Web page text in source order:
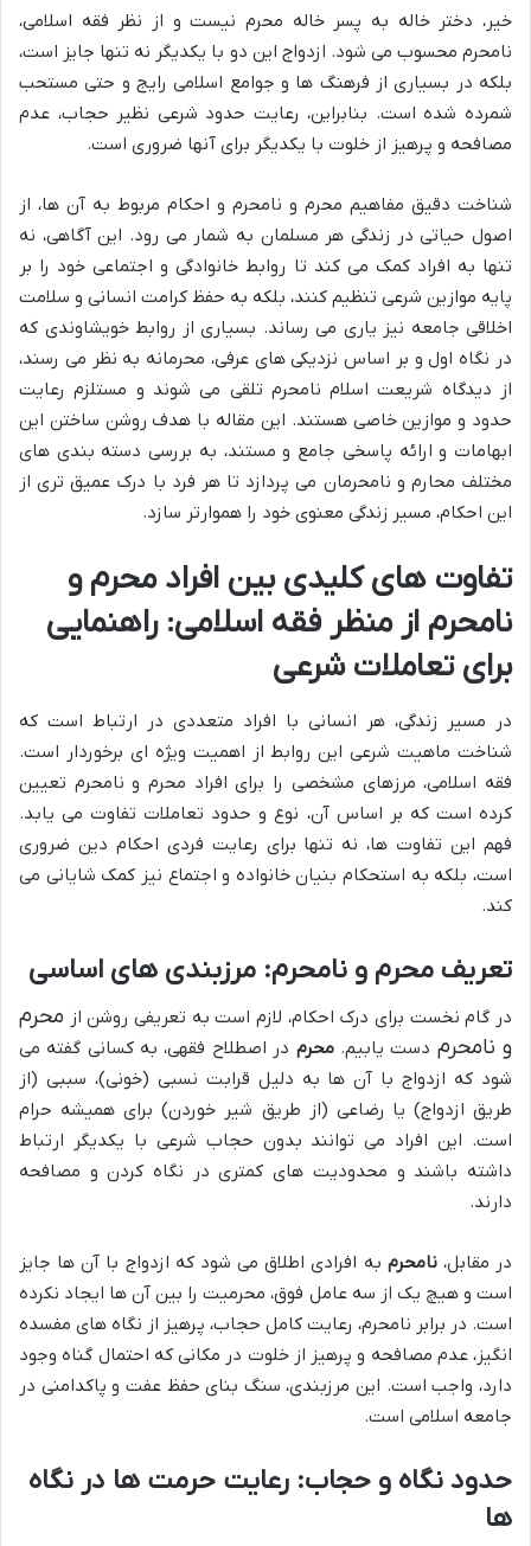
خیر، دختر خاله به پسر خاله محرم نیست و از نظر فقه اسلامی،
نامحرم محسوب می شود. ازدواج این دو با یکدیگر نه تنها جایز است،
بلکه در بسیاری از فرهنگ ها و جوامع اسلامی رایج و حتی مستحب
شمرده شده است. بنابراین، رعایت حدود شرعی نظیر حجاب، عدم
مصافحه و پرهیز از خلوت با یکدیگر برای آنها ضروری است.
شناخت دقیق مفاهیم محرم و نامحرم و احکام مربوط به آن ها، از
اصول حیاتی در زندگی هر مسلمان به شمار می رود. این آگاهی، نه
تنها به افراد کمک می کند تا روابط خانوادگی و اجتماعی خود را بر
پایه موازین شرعی تنظیم کنند، بلکه به حفظ کرامت انسانی و سلامت
اخلاقی جامعه نیز یاری می رساند. بسیاری از روابط خویشاوندی که
در نگاه اول و بر اساس نزدیکی های عرفی، محرمانه به نظر می رسند،
از دیدگاه شریعت اسلام نامحرم تلقی می شوند و مستلزم رعایت
حدود و موازین خاصی هستند. این مقاله با هدف روشن ساختن این
ابهامات و ارائه پاسخی جامع و مستند، به بررسی دسته بندی های
مختلف محارم و نامحرمان می پردازد تا هر فرد با درک عمیق تری از
این احکام، مسیر زندگی معنوی خود را هموارتر سازد.
تفاوت های کلیدی بین افراد محرم و
نامحرم از منظر فقه اسلامی: راهنمایی
برای تعاملات شرعی
در مسیر زندگی، هر انسانی با افراد متعددی در ارتباط است که
شناخت ماهیت شرعی این روابط از اهمیت ویژه ای برخوردار است.
فقه اسلامی، مرزهای مشخصی را برای افراد محرم و نامحرم تعیین
کرده است که بر اساس آن، نوع و حدود تعاملات تفاوت می یابد.
فهم این تفاوت ها، نه تنها برای رعایت فردی احکام دین ضروری
است، بلکه به استحکام بنیان خانواده و اجتماع نیز کمک شایانی می
کند.
تعریف محرم و نامحرم: مرزبندی های اساسی
در گام نخست برای درک احکام، لازم است به تعریفی روشن از محرم
و نامحرم دست یابیم.محرم در اصطلاح فقهی، به کسانی گفته می
شود که ازدواج با آن ها به دلیل قرابت نسبی (خونی)، سببی (از
طریق ازدواج) یا رضاعی (از طریق شیر خوردن) برای همیشه حرام
است. این افراد می توانند بدون حجاب شرعی با یکدیگر ارتباط
داشته باشند و محدودیت های کمتری در نگاه کردن و مصافحه
دارند.
در مقابل،نامحرم به افرادی اطلاق می شود که ازدواج با آن ها جایز
است و هیچ یک از سه عامل فوق، محرمیت را بین آن ها ایجاد نکرده
است. در برابر نامحرم، رعایت کامل حجاب، پرهیز از نگاه های مفسده
انگیز، عدم مصافحه و پرهیز از خلوت در مکانی که احتمال گناه وجود
دارد، واجب است. این مرزبندی، سنگ بنای حفظ عفت و پاکدامنی در
جامعه اسلامی است.
حدود نگاه و حجاب: رعایت حرمت ها در نگاه
ها